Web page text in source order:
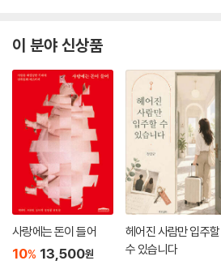
이 분야 신상품
사랑에는 돈이 들어
10% 13,500원
헤어진 사람만 입주할
수 있습니다